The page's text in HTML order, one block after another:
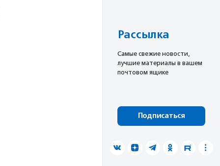
Рассылка
Cамые свежие новости,
лучшие материалы в вашем
почтовом ящике
Подписаться